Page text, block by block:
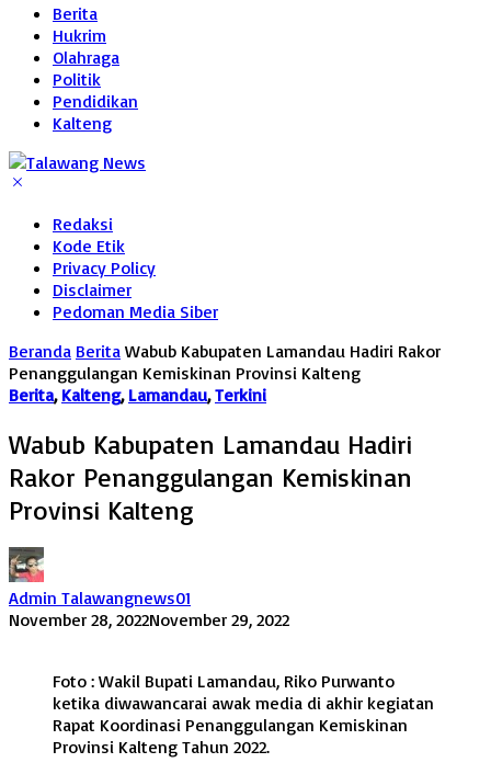
Berita
Hukrim
Olahraga
Politik
Pendidikan
Kalteng
Redaksi
Kode Etik
Privacy Policy
Disclaimer
Pedoman Media Siber
Beranda Berita Wabub Kabupaten Lamandau Hadiri Rakor
Penanggulangan Kemiskinan Provinsi Kalteng
Berita, Kalteng, Lamandau,Terkini
Wabub Kabupaten Lamandau Hadiri
Rakor Penanggulangan Kemiskinan
Provinsi Kalteng
Admin Talawangnews01
November 28, 2022November 29, 2022
Foto : Wakil Bupati Lamandau, Riko Purwanto
ketika diwawancarai awak media di akhir kegiatan
Rapat Koordinasi Penanggulangan Kemiskinan
Provinsi Kalteng Tahun 2022.